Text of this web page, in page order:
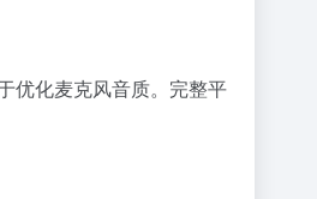
优化麦克风音质。完整平